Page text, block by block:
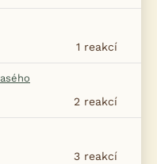
1 reakcí
2 reakcí
3 reakcí